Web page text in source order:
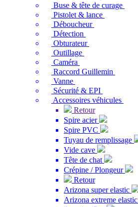
Buse & tête de curage
Pistolet & lance
Déboucheur
Détection
Obturateur
Outillage
Caméra
Raccord Guillemin
Vanne
Sécurité & EPI
Accessoires véhicules
Retour
Spire acier
Spire PVC
Tuyau de remplissage
Vide cave
Tête de chat
Crépine / Plongeur
Retour
Arizona super elastic
Arizona extreme elastic